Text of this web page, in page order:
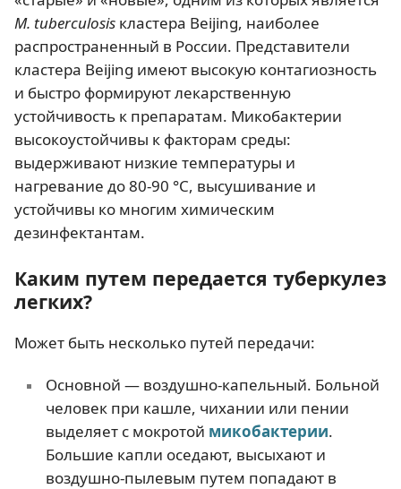
M. tuberculosis кластера Beijing, наиболее
распространенный в России. Представители
кластера Beijing имеют высокую контагиозность
и быстро формируют лекарственную
устойчивость к препаратам. Микобактерии
высокоустойчивы к факторам среды:
выдерживают низкие температуры и
нагревание до 80-90 °C, высушивание и
устойчивы ко многим химическим
дезинфектантам.
Каким путем передается туберкулез
легких?
Может быть несколько путей передачи:
Основной — воздушно-капельный. Больной
человек при кашле, чихании или пении
выделяет с мокротой микобактерии.
Большие капли оседают, высыхают и
воздушно-пылевым путем попадают в